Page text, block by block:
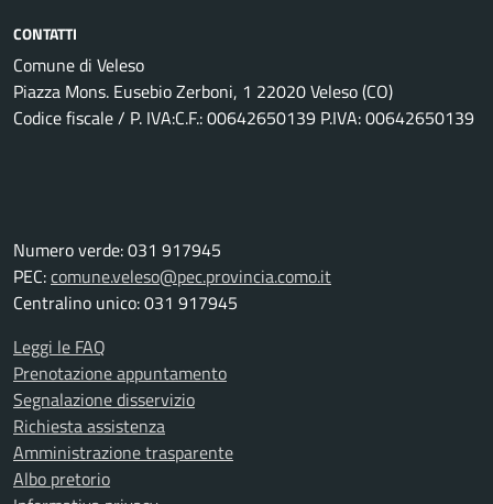
CONTATTI
Comune di Veleso
Piazza Mons. Eusebio Zerboni, 1 22020 Veleso (CO)
Codice fiscale / P. IVA:C.F.: 00642650139 P.IVA: 00642650139
Numero verde: 031 917945
PEC:comune.veleso@pec.provincia.como.it
Centralino unico: 031 917945
Leggi le FAQ
Prenotazione appuntamento
Segnalazione disservizio
Richiesta assistenza
Amministrazione trasparente
Albo pretorio